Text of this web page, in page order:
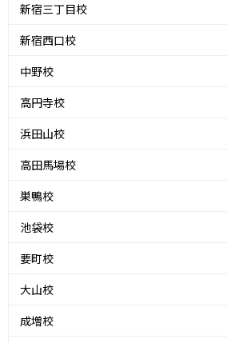
新宿三丁目校
新宿西口校
中野校
高円寺校
浜田山校
高田馬場校
巣鴨校
池袋校
要町校
大山校
成増校